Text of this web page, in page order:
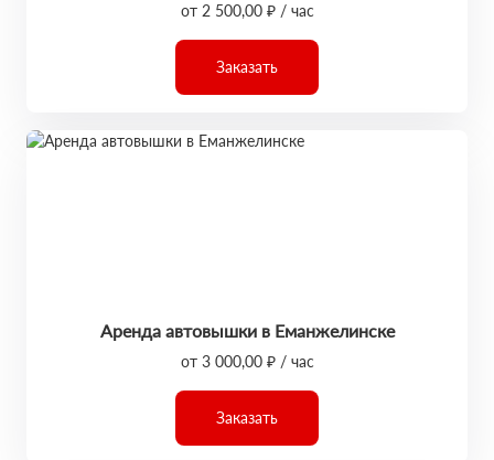
от 2 500,00 ₽ / час
Заказать
Аренда автовышки в Еманжелинске
от 3 000,00 ₽ / час
Заказать